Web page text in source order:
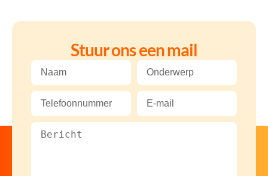
Stuur ons een mail